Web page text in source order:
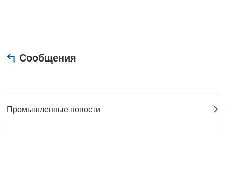
Сообщения
Промышленные новости